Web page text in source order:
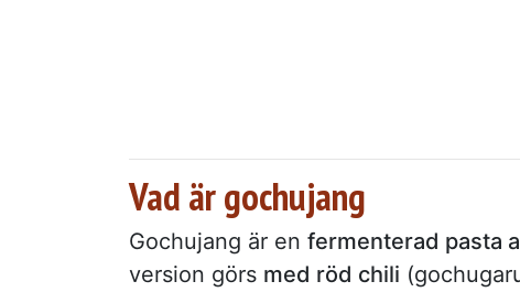
Vad är gochujang
Gochujang är en fermenterad pasta
version görs med röd chili